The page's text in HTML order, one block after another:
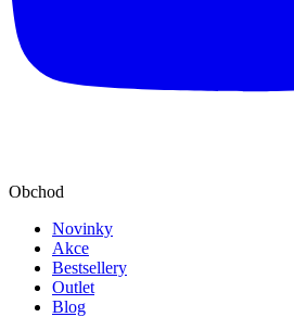
Obchod
Novinky
Akce
Bestsellery
Outlet
Blog